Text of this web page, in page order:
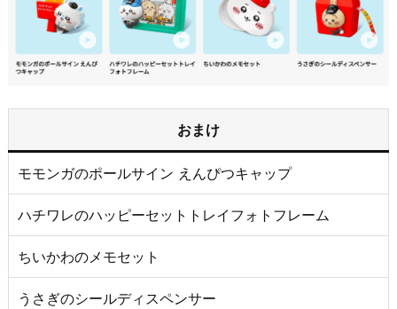
おまけ
モモンガのポールサイン えんぴつキャップ
ハチワレのハッピーセットトレイフォトフレーム
ちいかわのメモセット
うさぎのシールディスペンサー